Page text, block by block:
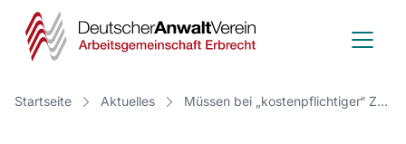
Deutscher
Anwalt
Verein
Startseite Aktuelles Müssen bei „kostenpflichtiger“ Zurückweisung eines Erbscheinsantrags auch die Rechtsanwaltskosten der anderen Beteiligten erstattet werden?